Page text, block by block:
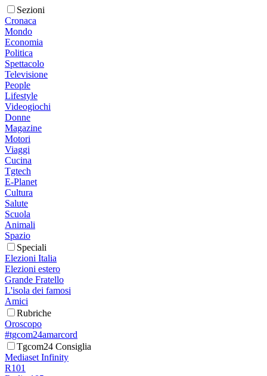
Sezioni
Cronaca
Mondo
Economia
Politica
Spettacolo
Televisione
People
Lifestyle
Videogiochi
Donne
Magazine
Motori
Viaggi
Cucina
Tgtech
E-Planet
Cultura
Salute
Scuola
Animali
Spazio
Speciali
Elezioni Italia
Elezioni estero
Grande Fratello
L'isola dei famosi
Amici
Rubriche
Oroscopo
#tgcom24amarcord
Tgcom24 Consiglia
Mediaset Infinity
R101